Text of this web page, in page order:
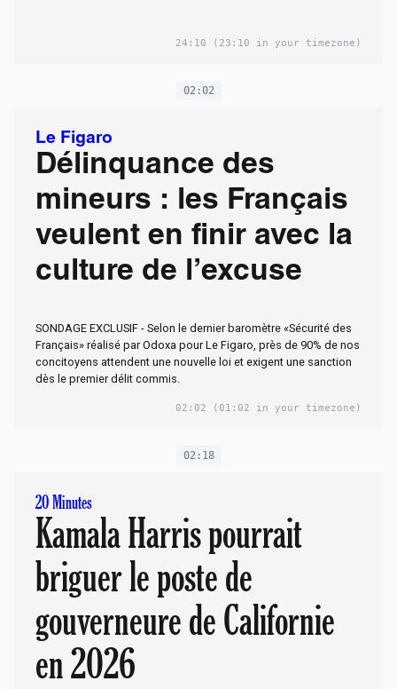
24:10 (23:10 in your timezone)
02:02
Le Figaro
Délinquance des
mineurs : les Français
veulent en finir avec la
culture de l’excuse
SONDAGE EXCLUSIF - Selon le dernier baromètre «Sécurité des
Français» réalisé par Odoxa pour Le Figaro, près de 90% de nos
concitoyens attendent une nouvelle loi et exigent une sanction
dès le premier délit commis.
02:02 (01:02 in your timezone)
02:18
20 Minutes
Kamala Harris pourrait
briguer le poste de
gouverneure de Californie
en 2026